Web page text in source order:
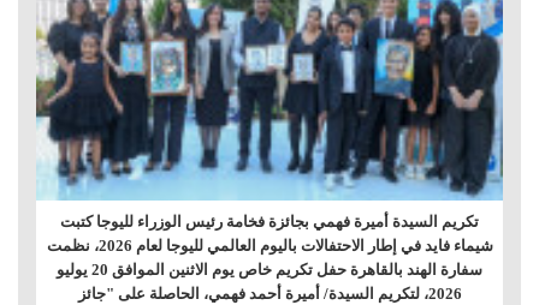
تكريم السيدة أميرة فهمي بجائزة فخامة رئيس الوزراء لليوجا كتبت
شيماء فايد في إطار الاحتفالات باليوم العالمي لليوجا لعام 2026، نظمت
سفارة الهند بالقاهرة حفل تكريم خاص يوم الاثنين الموافق 20 يوليو
2026، لتكريم السيدة/ أميرة أحمد فهمي، الحاصلة على "جائز